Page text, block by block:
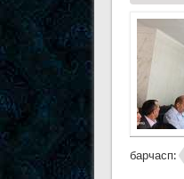
барчасп: